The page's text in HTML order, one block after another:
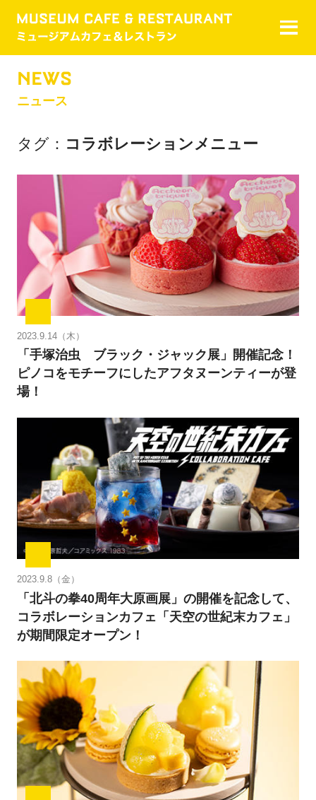
NEWS
ニュース
タグ コラボレーションメニュー
2023.9.14（木）
「手塚治虫 ブラック・ジャック展」開催記念！
ピノコをモチーフにしたアフタヌーンティーが登
場！
2023.9.8（金）
「北斗の拳40周年大原画展」の開催を記念して、
コラボレーションカフェ「天空の世紀末カフェ」
が期間限定オープン！